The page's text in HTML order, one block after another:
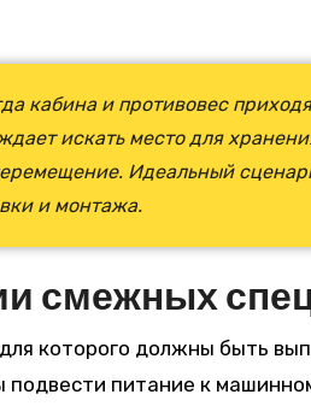
кабина и противовес
искать место для
Идеальный
и монтажа.
смежных
которого должны быть
подвести питание к